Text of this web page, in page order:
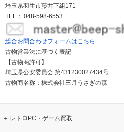
埼玉県羽生市藤井下組171
TEL： 048-598-6553
総合お問合わせフォームはこちら
古物営業法に基づく表記
【古物商許可】
埼玉県公安委員会 第431230027434号
古物商名称：株式会社三月うさぎの森
レトロPC・ゲーム買取